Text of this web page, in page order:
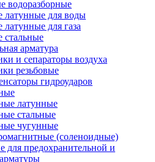
водоразборные
для воды
для газа
арматура
и сепараторы воздуха
резьбовые
гидроударов
латунные
стальные
чугунные
(соленоидные)
предохранительной и